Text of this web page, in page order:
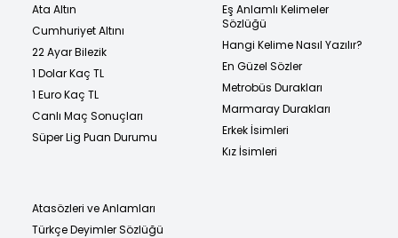
Ata Altın
Cumhuriyet Altını
22 Ayar Bilezik
1 Dolar Kaç TL
1 Euro Kaç TL
Canlı Maç Sonuçları
Süper Lig Puan Durumu
Eş Anlamlı Kelimeler
Sözlüğü
Hangi Kelime Nasıl Yazılır?
En Güzel Sözler
Metrobüs Durakları
Marmaray Durakları
Erkek İsimleri
Kız İsimleri
Atasözleri ve Anlamları
Türkçe Deyimler Sözlüğü